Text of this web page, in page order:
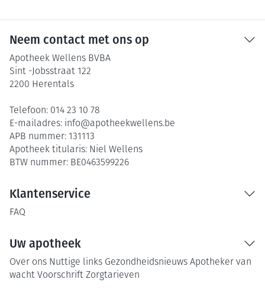
Neem contact met ons op
Apotheek Wellens BVBA
Sint -Jobsstraat 122
2200 Herentals
Telefoon: 014 23 10 78
E-mailadres: info@apotheekwellens.be
APB nummer: 131113
Apotheek titularis: Niel Wellens
BTW nummer: BE0463599226
Klantenservice
FAQ
Uw apotheek
Over ons Nuttige links Gezondheidsnieuws Apotheker van
wacht Voorschrift Zorgtarieven